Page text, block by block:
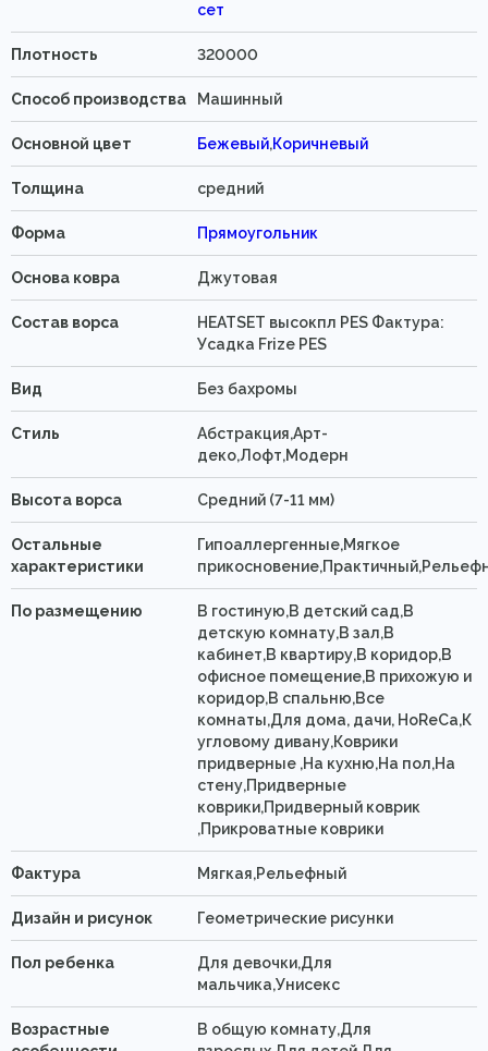
сет
Плотность 320000
Способ производства Машинный
Основной цвет Бежевый,Коричневый
Толщина средний
Форма Прямоугольник
Основа ковра Джутовая
Состав ворса
HEATSET высокпл PES Фактура:
Усадка Frize PES
Вид Без бахромы
Стиль
Абстракция,Арт-
деко,Лофт,Модерн
Высота ворса Средний (7-11 мм)
Остальные
характеристики
Гипоаллергенные,Мягкое
По размещению
В гостиную,В детский сад,В
детскую комнату,В зал,В
кабинет,В квартиру,В коридор,В
офисное помещение,В прихожую и
коридор,В спальню,Все
комнаты,Для дома, дачи, HoReCa,К
угловому дивану,Коврики
придверные ,На кухню,На пол,На
стену,Придверные
коврики,Придверный коврик
,Прикроватные коврики
Фактура Мягкая,Рельефный
Дизайн и рисунок Геометрические рисунки
Пол ребенка
Для девочки,Для
мальчика,Унисекс
Возрастные
В общую комнату,Для